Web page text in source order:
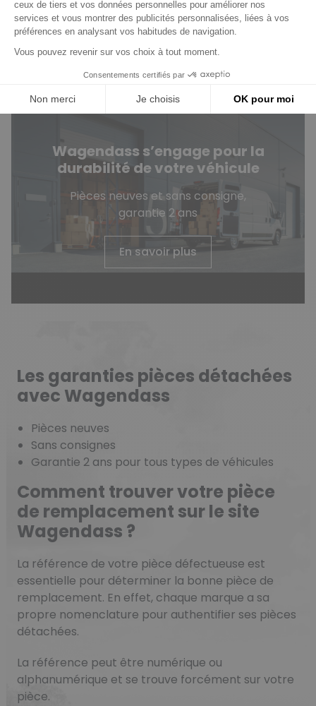
?
Consultez notre FAQ
Contactez-nous
Wagendass s’engage pour la
durabilité de votre véhicule
Pièces neuves et sans consigne,
garantie 2 ans
En savoir plus
Les garanties pièces détachées
avec Wagendass
Pièces neuves
Sans consignes
Garantie 2 ans pour tous types de véhicules
Comment trouver votre pièce
de remplacement sur le site
Wagendass ?
La référence de votre pièce défectueuse est
essentielle pour déterminer la bonne pièce de
remplacement. En effet, chaque marque a sa
propre nomenclature pour authentifier ses pièces
détachées.
La référence peut être numérique ou
alphanumérique et se trouve forcément sur votre
pièce.